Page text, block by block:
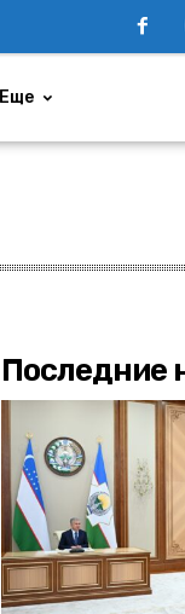
Еще
Последние